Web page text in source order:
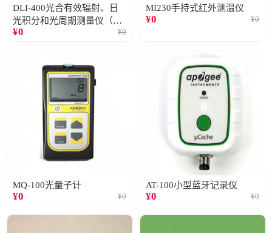
DLI-400光合有效辐射、日
光积分和光周期测量仪（仅
阳光）
¥0 ¥0
MI230手持式红外测温仪
¥0 ¥0
MQ-100光量子计
¥0 ¥0
AT-100小型蓝牙记录仪
¥0 ¥0